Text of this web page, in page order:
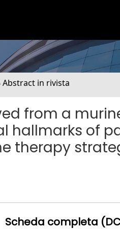
Abstract in rivista
from a
hallmarks of
therapy
Scheda completa